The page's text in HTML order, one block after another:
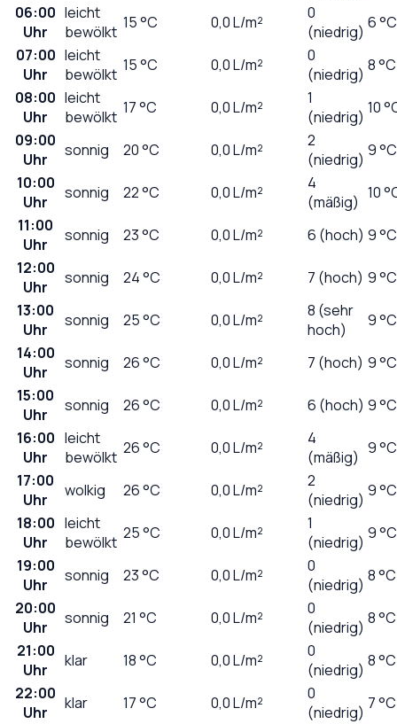
06:00
Uhr
leicht
bewölkt 15°C 0,0L/m²
0
(niedrig) 6 °C
07:00
Uhr
leicht
bewölkt 15°C 0,0L/m²
0
(niedrig) 8 °C
08:00
Uhr
leicht
bewölkt 17°C 0,0L/m²
1
(niedrig) 10
09:00
Uhr
sonnig 20°C 0,0L/m²
2
(niedrig) 9 °C
10:00
Uhr
sonnig 22°C 0,0L/m²
4
(mäßig) 10
11:00
Uhr
sonnig 23°C 0,0L/m² 6 (hoch) 9 °C
12:00
Uhr
sonnig 24°C 0,0L/m² 7 (hoch) 9 °C
13:00
Uhr
sonnig 25°C 0,0L/m²
8 (sehr
hoch)
9 °C
14:00
Uhr
sonnig 26°C 0,0L/m² 7 (hoch) 9 °C
15:00
Uhr
sonnig 26°C 0,0L/m² 6 (hoch) 9 °C
16:00
Uhr
leicht
bewölkt 26°C 0,0L/m²
4
(mäßig) 9 °C
17:00
Uhr
wolkig 26°C 0,0L/m²
2
(niedrig) 9 °C
18:00
Uhr
leicht
bewölkt 25°C 0,0L/m²
1
(niedrig) 9 °C
19:00
Uhr
sonnig 23°C 0,0L/m²
0
(niedrig) 8 °C
20:00
Uhr
sonnig 21 °C 0,0L/m²
0
(niedrig) 8 °C
21:00
Uhr
klar 18°C 0,0L/m²
0
(niedrig) 8 °C
22:00
Uhr
klar 17°C 0,0L/m²
0
(niedrig) 7 °C